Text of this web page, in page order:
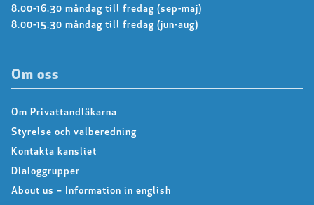
8.00-16.30 måndag till fredag (sep-maj)
8.00-15.30 måndag till fredag (jun-aug)
Om oss
Om Privattandläkarna
Styrelse och valberedning
Kontakta kansliet
Dialoggrupper
About us – Information in english